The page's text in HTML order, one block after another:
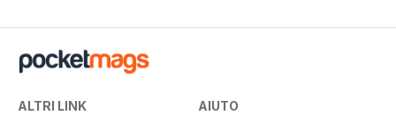
ALTRI LINK AIUTO